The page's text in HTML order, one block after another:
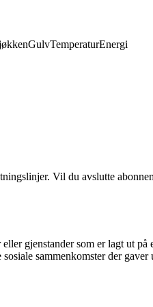
GulvTemperaturEnergi
Vil du avslutte
gjenstander som er lagt ut
sammenkomster der gaver